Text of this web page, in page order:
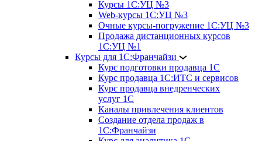
Курсы 1С:УЦ №3
Web-курсы 1С:УЦ №3
Очные курсы-погружение 1С:УЦ №3
Продажа дистанционных курсов
1С:УЦ №1
Курсы для 1С:Франчайзи
Курс подготовки продавца 1С
Курс продавца 1С:ИТС и сервисов
Курс продавца внедренческих
услуг 1С
Каналы привлечения клиентов
Создание отдела продаж в
1С:Франчайзи